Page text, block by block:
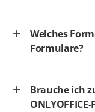
Welches
Formulare?
Brauche ich